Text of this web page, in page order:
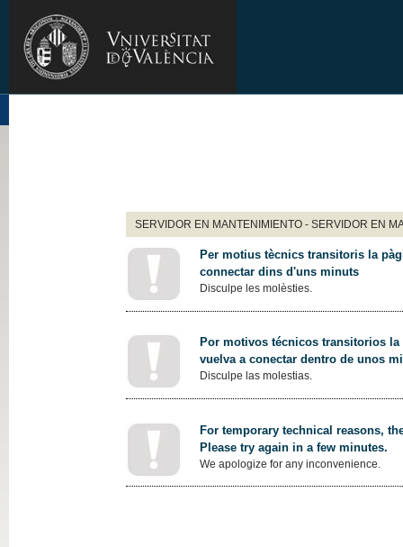
SERVIDOR EN MANTENIMIENTO - SERVIDOR EN
Per motius tècnics transitoris la
connectar dins d'uns minuts
Disculpe les molèsties.
Por motivos técnicos transitorios
vuelva a conectar dentro de unos
Disculpe las molestias.
For temporary technical reasons,
Please try again in a few minutes.
We apologize for any inconvenience.